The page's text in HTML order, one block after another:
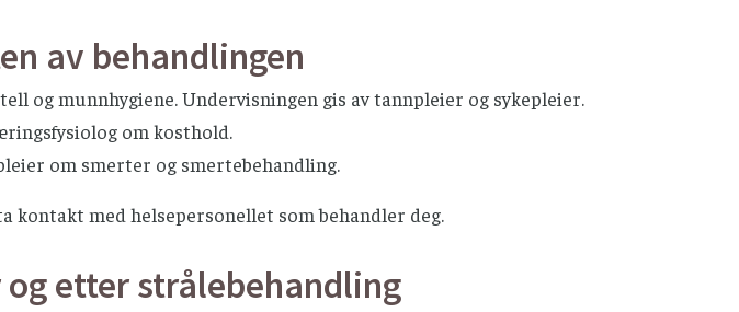
av behandlingen
og munnhygiene. Undervisningen gis av tannpleier og sykepleier.
om kosthold.
om smerter og smertebehandling.
med helsepersonellet som behandler deg.
etter strålebehandling